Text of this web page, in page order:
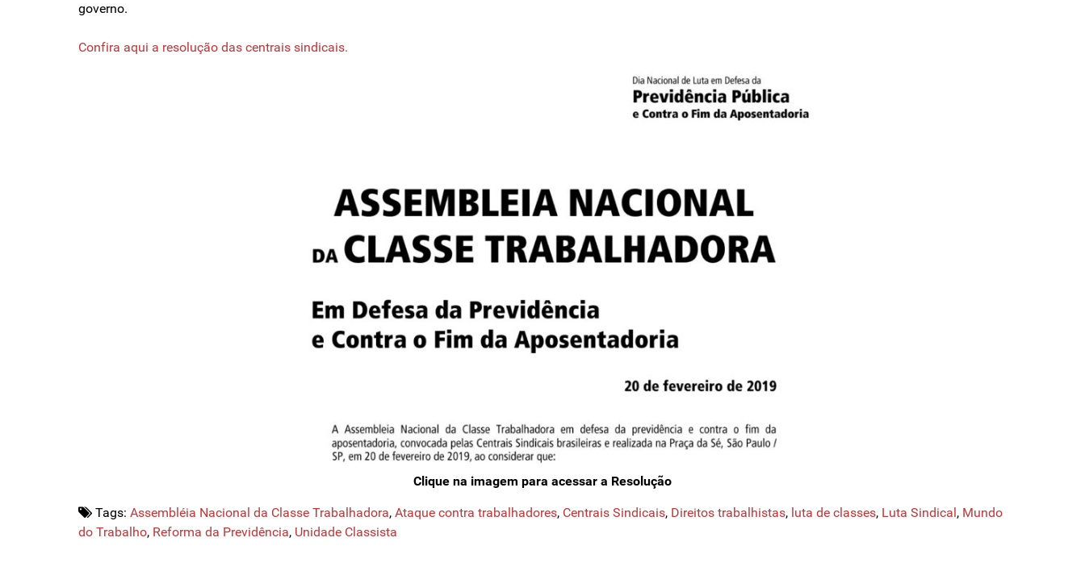
governo.
Confira aqui a resolução das centrais sindicais.
Clique na imagem para acessar a Resolução
Tags: Assembléia Nacional da Classe Trabalhadora, Ataque contra trabalhadores, Centrais Sindicais, Direitos trabalhistas, luta de classes, Luta Sindical, Mundo
do Trabalho, Reforma da Previdência, Unidade Classista